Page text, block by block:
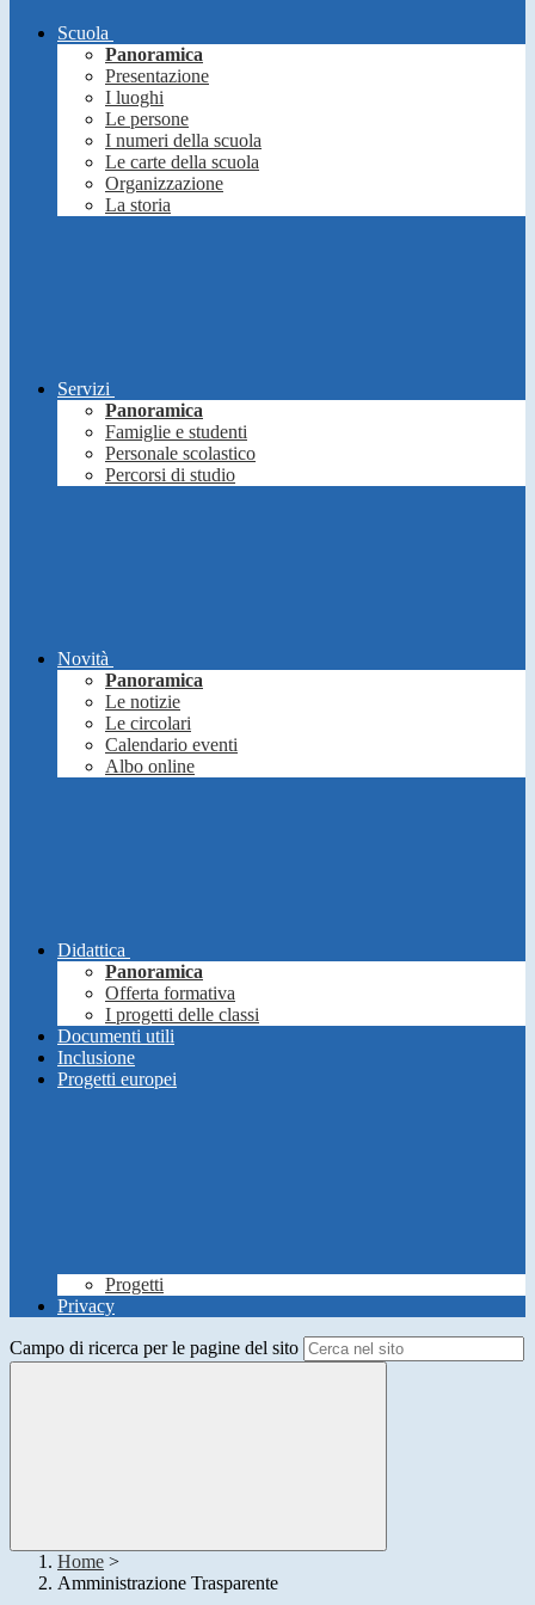
Scuola
Panoramica
Presentazione
I luoghi
Le persone
I numeri della scuola
Le carte della scuola
Organizzazione
La storia
Servizi
Panoramica
Famiglie e studenti
Personale scolastico
Percorsi di studio
Novità
Panoramica
Le notizie
Le circolari
Calendario eventi
Albo online
Didattica
Panoramica
Offerta formativa
I progetti delle classi
Documenti utili
Inclusione
Progetti europei
Progetti
Privacy
Campo di ricerca per le pagine del sito
Home >
Amministrazione Trasparente